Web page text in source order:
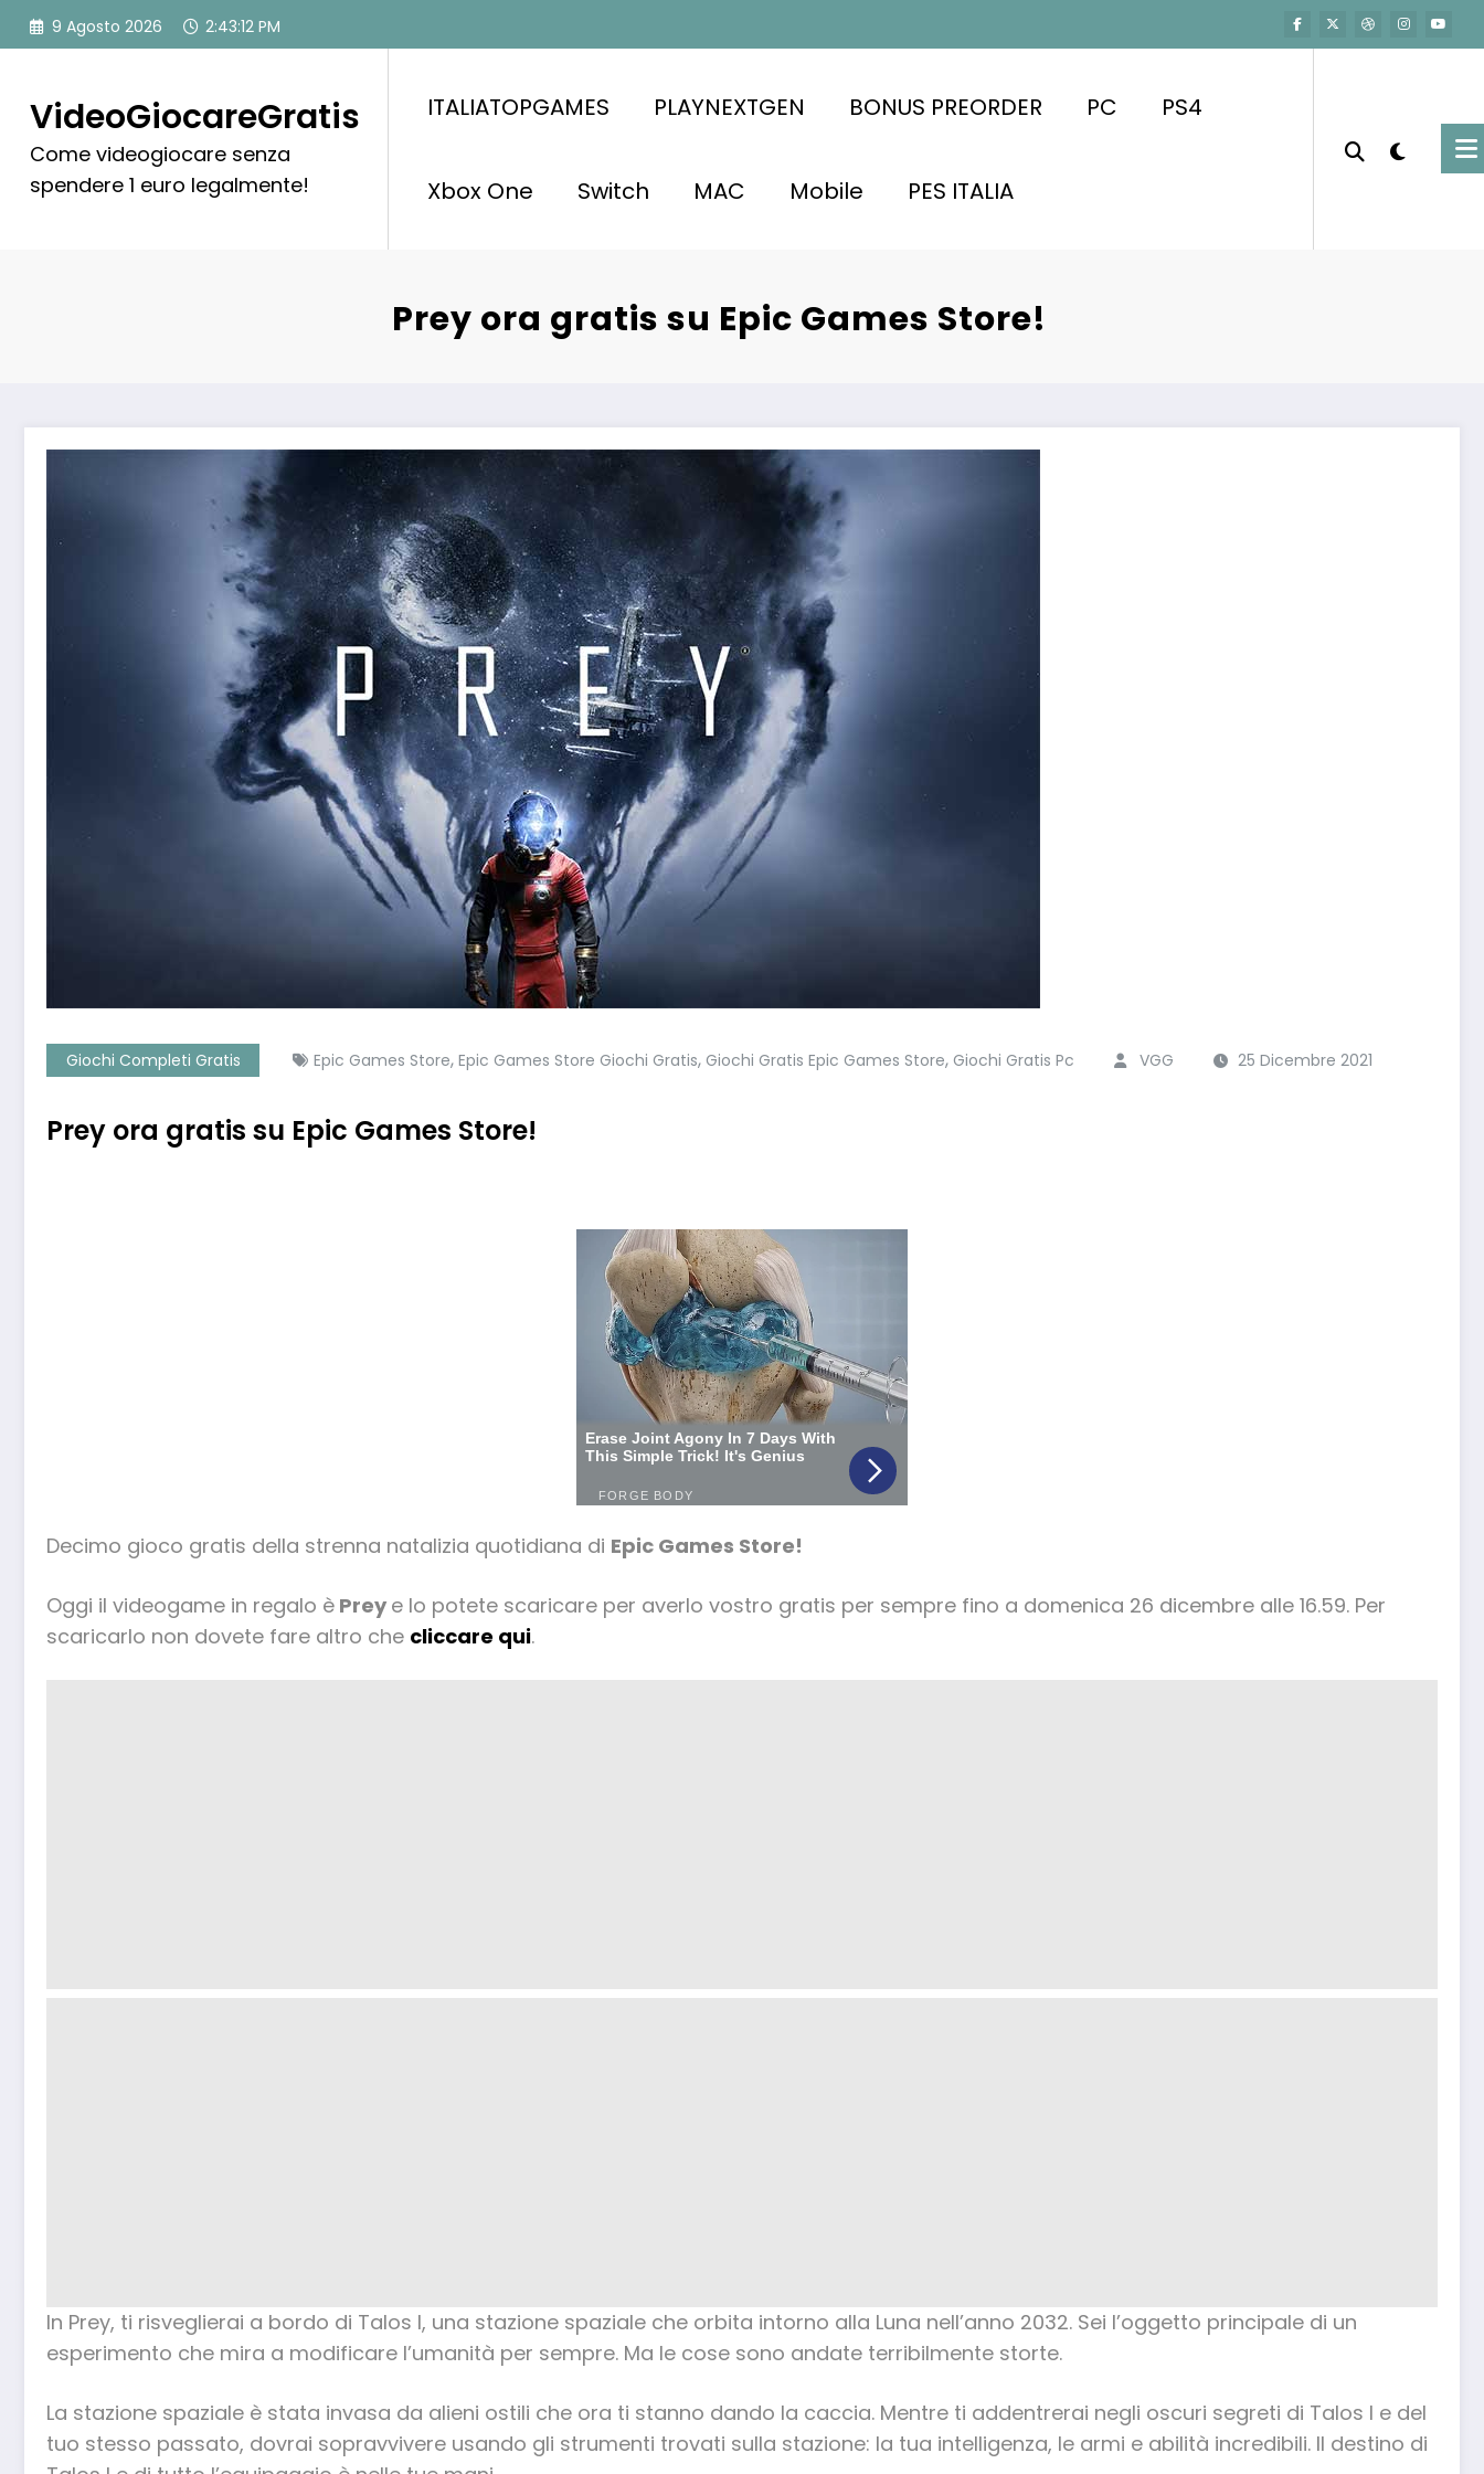
9 Agosto 2026 2:43:13 PM
VideoGiocareGratis
Come videogiocare senza
spendere 1 euro legalmente!
ITALIATOPGAMES PLAYNEXTGEN BONUS PREORDER PC PS4
Xbox One Switch MAC Mobile PES ITALIA
Prey ora gratis su Epic Games Store!
Giochi Completi Gratis Epic Games Store, Epic Games Store Giochi Gratis, Giochi Gratis Epic Games Store, Giochi Gratis Pc VGG 25 Dicembre 2021
Prey ora gratis su Epic Games Store!
Decimo gioco gratis della strenna natalizia quotidiana di Epic Games Store!
Oggi il videogame in regalo è Prey e lo potete scaricare per averlo vostro gratis per sempre fino a domenica 26 dicembre alle 16.59. Per
scaricarlo non dovete fare altro che cliccare qui.
In Prey, ti risveglierai a bordo di Talos I, una stazione spaziale che orbita intorno alla Luna nell’anno 2032. Sei l’oggetto principale di un
esperimento che mira a modificare l’umanità per sempre. Ma le cose sono andate terribilmente storte.
La stazione spaziale è stata invasa da alieni ostili che ora ti stanno dando la caccia. Mentre ti addentrerai negli oscuri segreti di Talos I e del
tuo stesso passato, dovrai sopravvivere usando gli strumenti trovati sulla stazione: la tua intelligenza, le armi e abilità incredibili. Il destino di